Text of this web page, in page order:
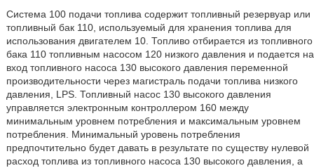
Система 100 подачи топлива содержит топливный резервуар или
топливный бак 110, используемый для хранения топлива для
использования двигателем 10. Топливо отбирается из топливного
бака 110 топливным насосом 120 низкого давления и подается на
вход топливного насоса 130 высокого давления переменной
производительности через магистраль подачи топлива низкого
давления, LPS. Топливный насос 130 высокого давления
управляется электронным контроллером 160 между
минимальным уровнем потребления и максимальным уровнем
потребления. Минимальный уровень потребления
предпочтительно будет давать в результате по существу нулевой
расход топлива из топливного насоса 130 высокого давления, а